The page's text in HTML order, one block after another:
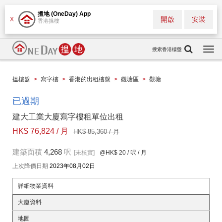
X
搵地 (OneDay) App
香港搵樓 安裝
開啟
搜索香港樓盤
搵樓盤 > 寫字樓 > 香港的出租樓盤 > 觀塘區 > 觀塘
已過期
建大工業大廈寫字樓租單位出租
HK$ 76,824 / 月
HK$ 85,360 / 月
建築面積 4,268 呎 [未核實] @HK$ 20 / 呎 / 月
上次降價日期 2023年08月02日
詳細物業資料
大廈資料
地圖